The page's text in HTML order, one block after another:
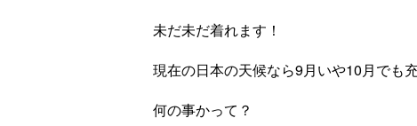
未だ未だ着れます！
現在の日本の天候なら9月いや10月でも
何の事かって？